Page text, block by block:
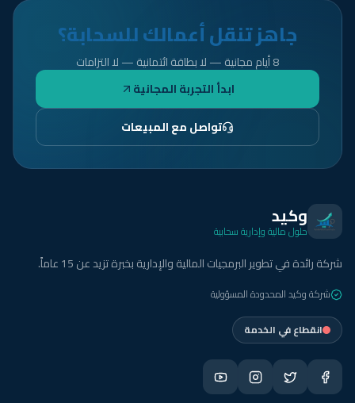
جاهز تنقل أعمالك للسحابة؟
8 أيام مجانية — لا بطاقة ائتمانية — لا التزامات
ابدأ التجربة المجانية
تواصل مع المبيعات
وكيد
حلول مالية وإدارية سحابية
شركة رائدة في تطوير البرمجيات المالية والإدارية بخبرة تزيد عن 15 عاماً.
شركة وكيد المحدودة المسؤولية
انقطاع في الخدمة